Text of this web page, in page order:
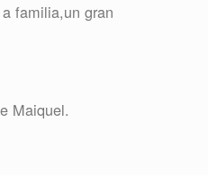
familia,un gran
Maiquel.